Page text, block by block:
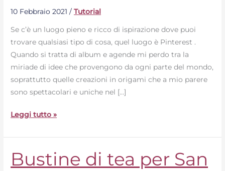
10 Febbraio 2021/Tutorial
Se c’è un luogo pieno e ricco di ispirazione dove puoi
trovare qualsiasi tipo di cosa, quel luogo è Pinterest .
Quando si tratta di album e agende mi perdo tra la
miriade di idee che provengono da ogni parte del mondo,
soprattutto quelle creazioni in origami che a mio parere
sono spettacolari e uniche nel […]
con
di
carta
Leggi tutto »
Bustine di tea per San
Bustine
di